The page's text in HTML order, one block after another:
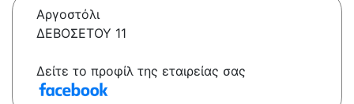
Αργοστόλι
ΔΕΒΟΣΕΤΟΥ 11
Δείτε το προφίλ της εταιρείας σας